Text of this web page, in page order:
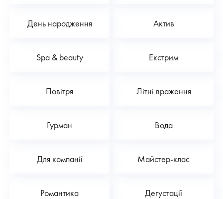
День народження Актив
Spa & beauty Екстрим
Повітря Літні враження
Гурман Вода
Для компанії Майстер-клас
Романтика Дегустації